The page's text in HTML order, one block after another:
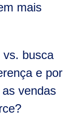
mais
vs. busca
e por
vendas